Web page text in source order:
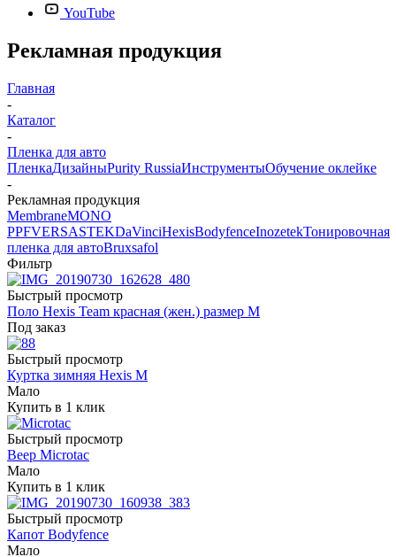
YouTube
Рекламная продукция
Главная
-
Каталог
-
Пленка для авто
ПленкаДизайныPurity RussiaИнструментыОбучение оклейке
-
Рекламная продукция
MembraneMONO
PPFVERSASTEKDaVinciHexisBodyfenceInozetekТонировочная
пленка для автоBruxsafol
Фильтр
Быстрый просмотр
Поло Hexis Team красная (жен.) размер M
Под заказ
Быстрый просмотр
Куртка зимняя Hexis M
Мало
Купить в 1 клик
Быстрый просмотр
Веер Microtac
Мало
Купить в 1 клик
Быстрый просмотр
Капот Bodyfence
Мало